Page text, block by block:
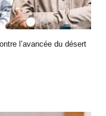
l’avancée du désert